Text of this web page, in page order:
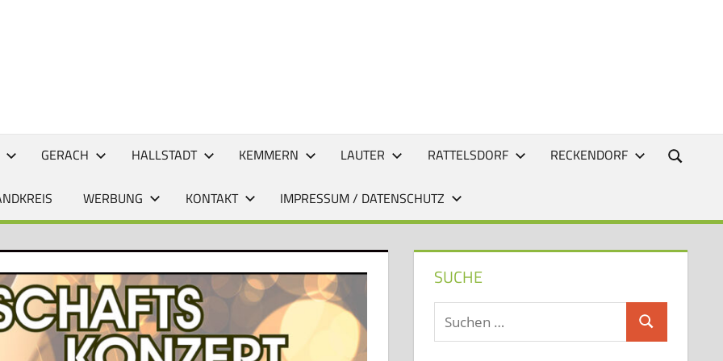
GERACH HALLSTADT KEMMERN LAUTER RATTELSDORF RECKENDORF
WERBUNG KONTAKT IMPRESSUM / DATENSCHUTZ
SUCHE
Suchen
nach:
Suchen